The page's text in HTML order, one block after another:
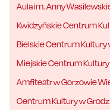
Aula im. Anny
Kwidzyńskie Centrum
Bielskie Centrum Kultury
Miejskie Centrum Kultury
Amfiteatr w Gorzowie
Centrum Kultury w